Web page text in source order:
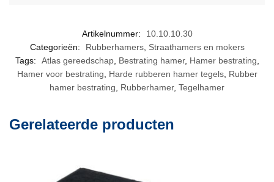
Artikelnummer:
10.10.10.30
Categorieën:
Rubberhamers, Straathamers en mokers
Tags:
Atlas gereedschap, Bestrating hamer, Hamer bestrating
Hamer voor bestrating
Harde rubberen hamer tegels, Rubber
hamer bestrating
Rubberhamer, Tegelhamer
Gerelateerde producten